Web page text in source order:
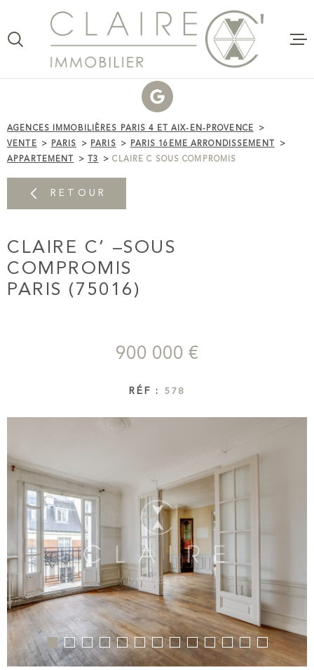
menu
contenu
AGENCES IMMOBILIÈRES PARIS 4 ET AIX-EN-PROVENCE
VENTE
PARIS PARIS
PARIS 16EME ARRONDISSEMENT
APPARTEMENT
T3 CLAIRE C SOUS COMPROMIS
RETOUR
CLAIRE C’ –SOUS
COMPROMIS
PARIS (75016)
900 000 €
RÉF : 578
VOTRE
RECHERCHE
TYPE
ACHETER
TYPE
Budget